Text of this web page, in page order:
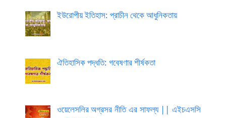
ইউরোপীয় ইতিহাস: প্রাচীন থেকে আধুনিকতায়
ঐতিহাসিক পদ্ধতি: গবেষণার শীর্ষকতা
ওয়েলেসলির অগ্রসর নীতি এর সাফল্য || এইচএসসি